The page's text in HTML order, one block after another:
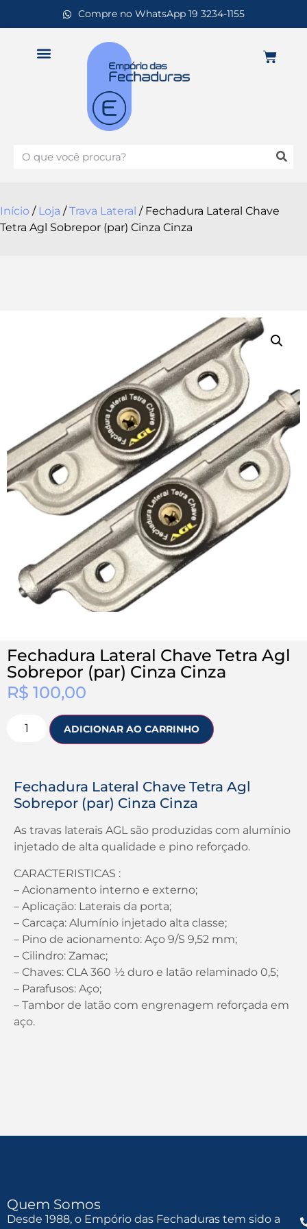
Compre no WhatsApp 19 3234-1155
Início / Loja /Trava Lateral / Fechadura Lateral Chave
Tetra Agl Sobrepor (par) Cinza Cinza
Fechadura Lateral Chave Tetra Agl
Sobrepor (par) Cinza Cinza
R$ 100,00
ADICIONAR AO CARRINHO
Fechadura Lateral Chave Tetra Agl
Sobrepor (par) Cinza Cinza
As travas laterais AGL são produzidas com alumínio
injetado de alta qualidade e pino reforçado.
CARACTERISTICAS :
– Acionamento interno e externo;
– Aplicação: Laterais da porta;
– Carcaça: Alumínio injetado alta classe;
– Pino de acionamento: Aço 9/S 9,52 mm;
– Cilindro: Zamac;
– Chaves: CLA 360 ½ duro e latão relaminado 0,5;
– Parafusos: Aço;
– Tambor de latão com engrenagem reforçada em
aço.
Quem Somos
Desde 1988, o Empório das Fechaduras tem sido a